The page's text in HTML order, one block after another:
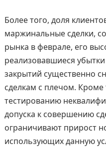
Более того, доля
маржинальные сделки,
рынка в феврале, его
реализовавшиеся
закрытий существенно
сделкам с плечом. Кроме
тестированию
допуска к совершению
ограничивают прирост
использующих данную